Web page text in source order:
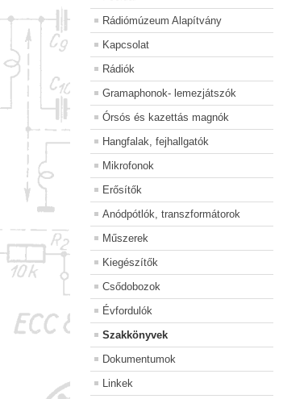
Rádiómúzeum Alapítvány
Kapcsolat
Rádiók
Gramaphonok- lemezjátszók
Órsós és kazettás magnók
Hangfalak, fejhallgatók
Mikrofonok
Erősítők
Anódpótlók, transzformátorok
Műszerek
Kiegészítők
Csődobozok
Évfordulók
Szakkönyvek
Dokumentumok
Linkek